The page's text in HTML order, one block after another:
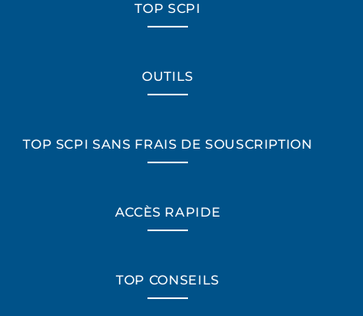
TOP SCPI
OUTILS
TOP SCPI SANS FRAIS DE SOUSCRIPTION
ACCÈS RAPIDE
TOP CONSEILS